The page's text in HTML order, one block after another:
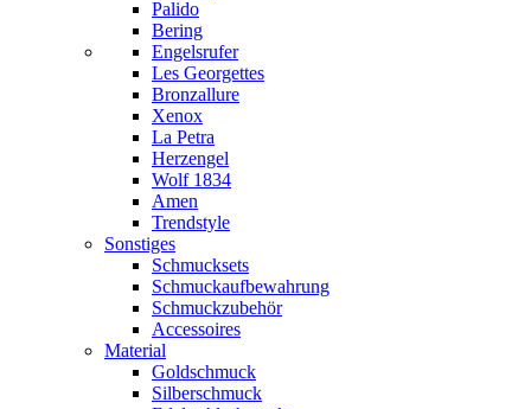
Palido
Bering
Engelsrufer
Les Georgettes
Bronzallure
Xenox
La Petra
Herzengel
Wolf 1834
Amen
Trendstyle
Sonstiges
Schmucksets
Schmuckaufbewahrung
Schmuckzubehör
Accessoires
Material
Goldschmuck
Silberschmuck